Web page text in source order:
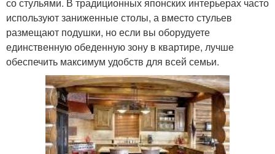
используют заниженные столы, а вместо стульев
размещают подушки, но если вы оборудуете
единственную обеденную зону в квартире, лучше
обеспечить максимум удобств для всей семьи.